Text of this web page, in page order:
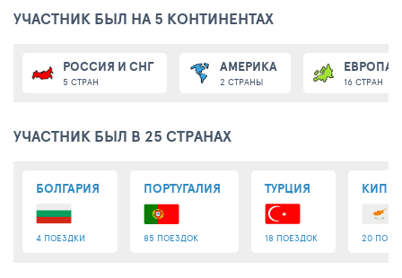
УЧАСТНИК БЫЛ НА 5 КОНТИНЕНТАХ
РОССИЯ И СНГ
5 СТРАН
АМЕРИКА
2 СТРАНЫ
ЕВРОПА
16 СТРАН
УЧАСТНИК БЫЛ В 25 СТРАНАХ
БОЛГАРИЯ
4 ПОЕЗДКИ
ПОРТУГАЛИЯ
85 ПОЕЗДОК
ТУРЦИЯ
18 ПОЕЗДОК
КИПР
20